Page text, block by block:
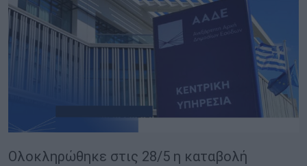
Ολοκληρώθηκε στις 28/5 η καταβολή